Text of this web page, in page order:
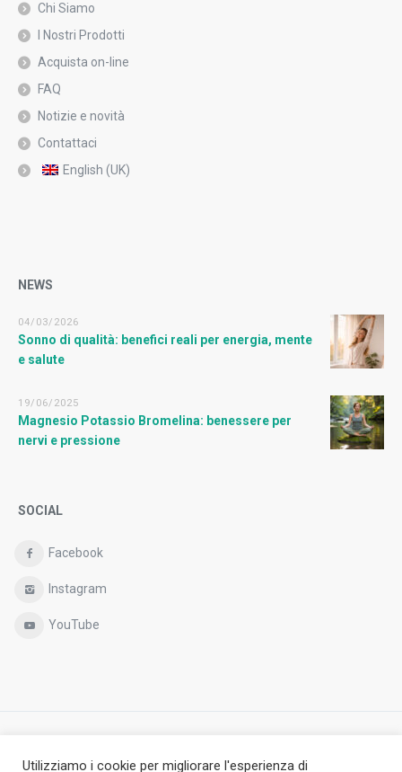
Chi Siamo
I Nostri Prodotti
Acquista on-line
FAQ
Notizie e novità
Contattaci
English (UK)
NEWS
04/03/2026
Sonno di qualità: benefici reali per energia, mente
e salute
19/06/2025
Magnesio Potassio Bromelina: benessere per
nervi e pressione
SOCIAL
Facebook
Instagram
YouTube
Utilizziamo i cookie per migliorare l'esperienza di